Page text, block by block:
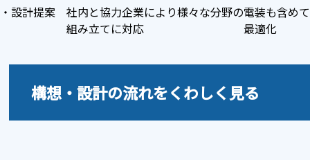
設計提案
社内と協力企業により様々な分野の
組み立てに対応
電装も含め
最適化
構想・設計の流れをくわしく見る